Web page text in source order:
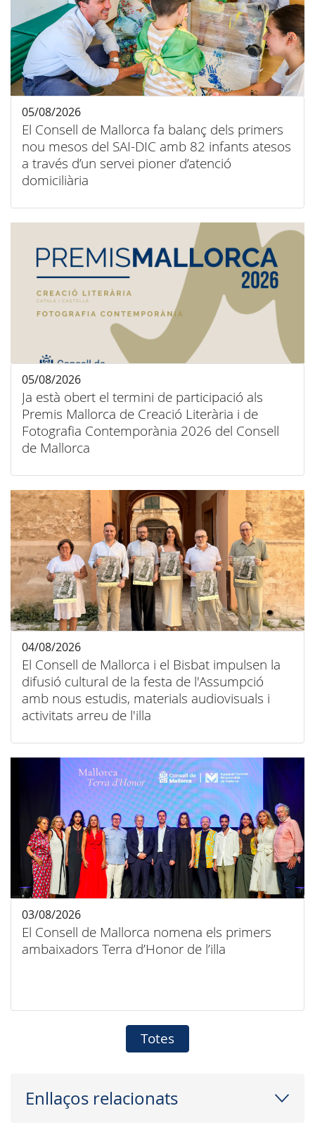
El Consell de Mallorca fa balanç dels primers
nou mesos del SAI-DIC amb 82 infants atesos
a través d’un servei pioner d’atenció
domiciliària
05/08/2026
Ja està obert el termini de participació als
Premis Mallorca de Creació Literària i de
Fotografia Contemporània 2026 del Consell
de Mallorca
05/08/2026
El Consell de Mallorca i el Bisbat impulsen la
difusió cultural de la festa de l'Assumpció
amb nous estudis, materials audiovisuals i
activitats arreu de l'illa
04/08/2026
El Consell de Mallorca nomena els primers
ambaixadors Terra d’Honor de l’illa
03/08/2026
Totes
Enllaços relacionats